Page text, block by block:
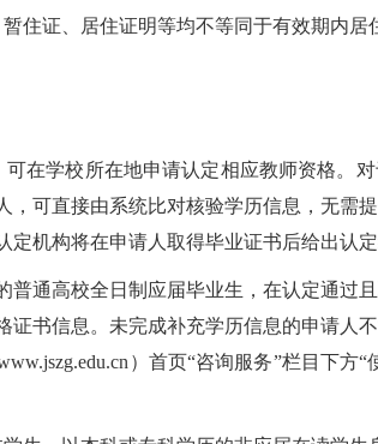
住证、居住证明等均不等同于有效期内居
在学校所在地申请认定相应教师资格。
可直接由系统比对核验学历信息，无需
机构将在申请人取得毕业证书后给出认
通高校全日制应届毕业生，在认定通过
证书信息。未完成补充学历信息的申请人
）首页“咨询服务”栏目下方